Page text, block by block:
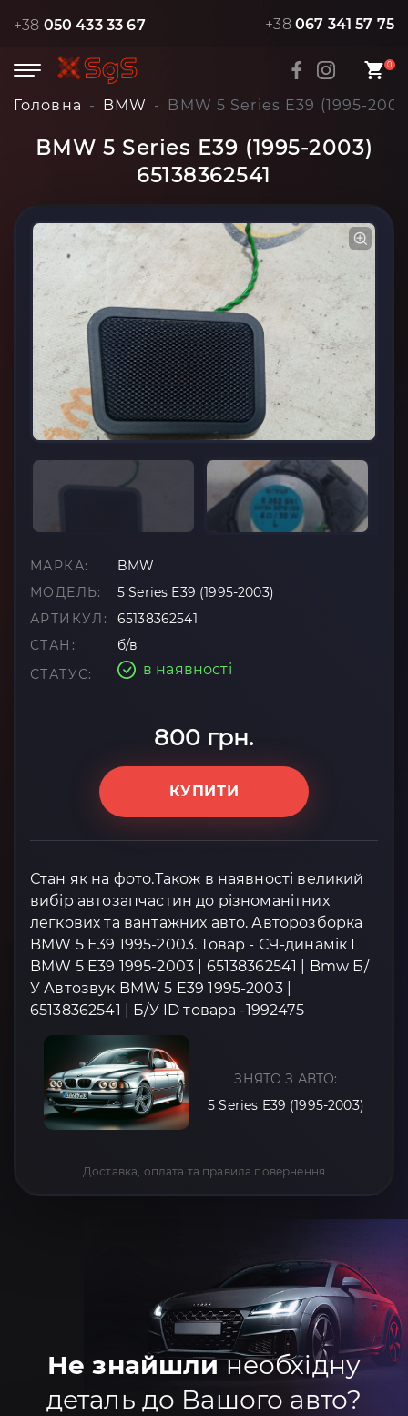
+38 050 433 33 67 +38 067 341 57 75
0
Головна BMW BMW 5 Series E39 (1995-
BMW 5 Series E39 (1995-2003)
65138362541
МАРКА:
BMW
МОДЕЛЬ:
5 Series E39 (1995-2003)
АРТИКУЛ:
65138362541
СТАН:
б/в
СТАТУС:
в наявності
800 грн.
КУПИТИ
Стан як на фото.Також в наявності великий
вибір автозапчастин до різноманітних
легкових та вантажних авто. Авторозборка
BMW 5 E39 1995-2003. Товар - СЧ-динамік L
BMW 5 E39 1995-2003 | 65138362541 | Bmw Б/
У Автозвук BMW 5 E39 1995-2003 |
65138362541 | Б/У ID товара -1992475
ЗНЯТО З АВТО:
5 Series E39 (1995-2003)
Доставка, оплата та правила повернення
Не знайшлинеобхідну
деталь до Вашого авто?